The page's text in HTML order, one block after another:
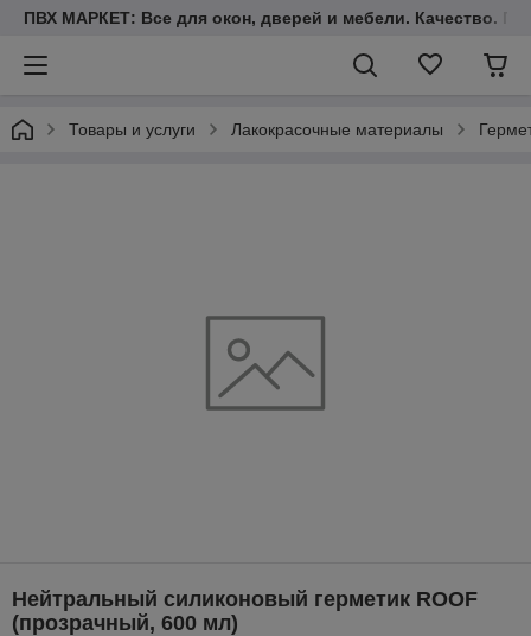
ПВХ МАРКЕТ: Все для окон, дверей и мебели. Качество.
Товары и услуги Лакокрасочные материалы
Нейтральный силиконовый герметик ROOF
(прозрачный, 600 мл)